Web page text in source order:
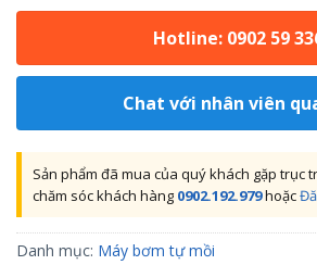
Hotline: 0902 59
Chat với nhân viên
Sản phẩm đã mua của quý khách gặp trục
chăm sóc khách hàng 0902.192.979hoặc
Danh mục: Máy bơm tự mồi